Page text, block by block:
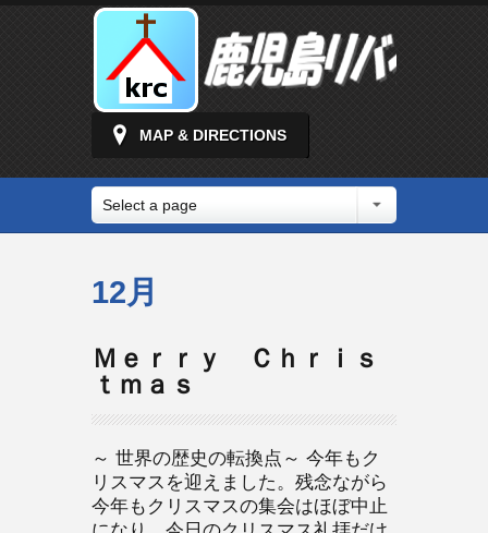
MAP & DIRECTIONS
Select a page
12月
Ｍｅｒｒｙ Ｃｈｒｉｓ
ｔｍａｓ
～ 世界の歴史の転換点～ 今年もク
リスマスを迎えました。残念ながら
今年もクリスマスの集会はほぼ中止